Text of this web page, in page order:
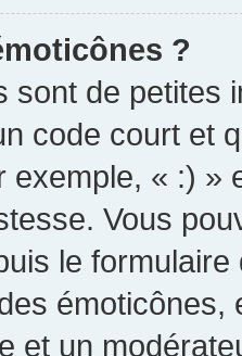
?
sont de petites
code court et
exemple, « :) »
Vous
le
et un